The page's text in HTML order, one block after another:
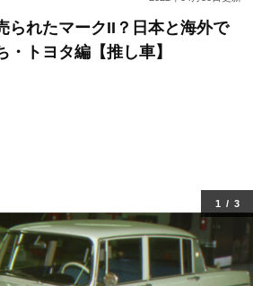
られたマークII？日本と海外で
トヨタ編【推し車】
1 / 3